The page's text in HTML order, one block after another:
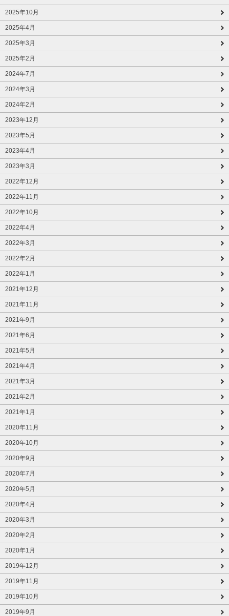
2025年10月
2025年4月
2025年3月
2025年2月
2024年7月
2024年3月
2024年2月
2023年12月
2023年5月
2023年4月
2023年3月
2022年12月
2022年11月
2022年10月
2022年4月
2022年3月
2022年2月
2022年1月
2021年12月
2021年11月
2021年9月
2021年6月
2021年5月
2021年4月
2021年3月
2021年2月
2021年1月
2020年11月
2020年10月
2020年9月
2020年7月
2020年5月
2020年4月
2020年3月
2020年2月
2020年1月
2019年12月
2019年11月
2019年10月
2019年9月